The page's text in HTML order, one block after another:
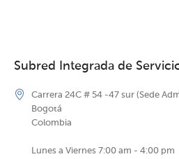
Subred Integrada de
Carrera 24C # 54 -47 sur (Sede
Bogotá
Colombia
Lunes a Viernes 7:00 am - 4:00 pm